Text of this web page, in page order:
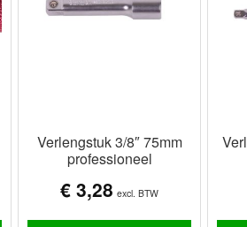
Verlengstuk 3/8″ 75mm
professioneel
€ 3,28 excl. BTW